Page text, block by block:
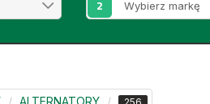
2
ALTERNATORY